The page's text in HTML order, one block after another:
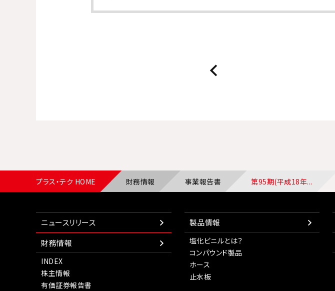
プラス・テク HOME 財務情報 事業報告書 第95期(平成18年...
ニュースリリース
財務情報
INDEX
株主情報
有価証券報告書
製品情報
塩化ビニルとは？
コンパウンド製品
ホース
止水板